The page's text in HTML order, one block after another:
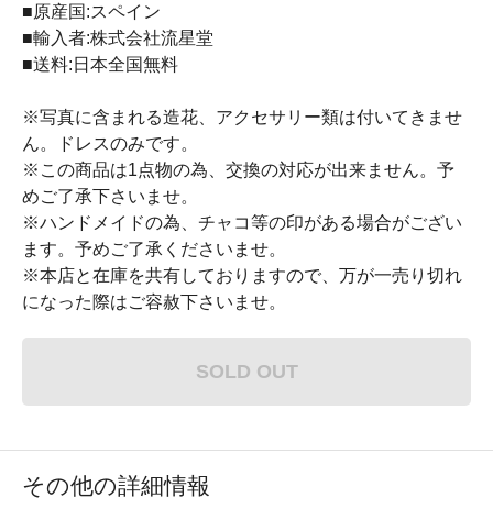
■原産国:スペイン
■輸入者:株式会社流星堂
■送料:日本全国無料
※写真に含まれる造花、アクセサリー類は付いてきませ
ん。ドレスのみです。
※この商品は1点物の為、交換の対応が出来ません。予
めご了承下さいませ。
※ハンドメイドの為、チャコ等の印がある場合がござい
ます。予めご了承くださいませ。
※本店と在庫を共有しておりますので、万が一売り切れ
になった際はご容赦下さいませ。
SOLD OUT
その他の詳細情報